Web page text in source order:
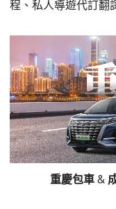
程、私人導遊代訂翻
重慶包車&